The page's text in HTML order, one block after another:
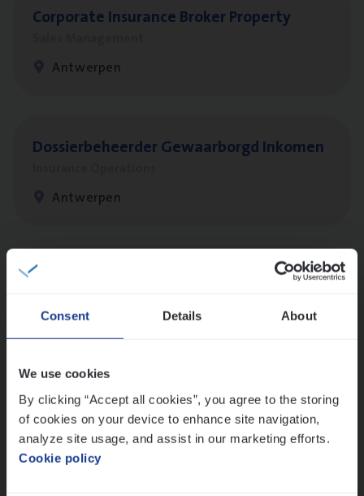
Consent Details About
We use cookies
By clicking “Accept all cookies”, you agree to the storing
of cookies on your device to enhance site navigation,
analyze site usage, and assist in our marketing efforts.
Cookie policy
Cor­po­ra­te Insu­ran­ce Bro­ker Property
Antwerpen
Dos­sier­be­heer­der Gewaar­borgd Inkomen
Antwerpen
Dos­sier­be­heer­der Onder­ne­min­gen Van­b­
Insurance Operations
Dos­sier­be­heer­der Pro­per­ty verzekeringen
Insurance Operations